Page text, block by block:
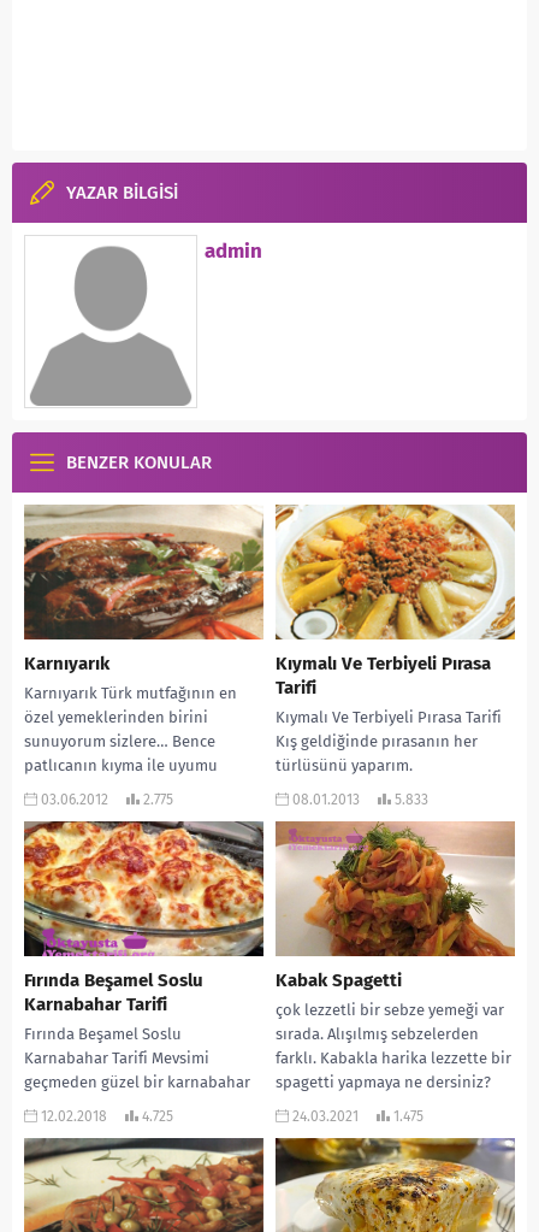
YAZAR BİLGİSİ
admin
BENZER KONULAR
Karnıyarık
Karnıyarık Türk mutfağının en
özel yemeklerinden birini
sunuyorum sizlere… Bence
patlıcanın kıyma ile uyumu
tartışılmaz. Mutlaka herkez
03.06.2012 2.775
Kıymalı Ve Terbiyeli Pırasa
Tarifi
Kıymalı Ve Terbiyeli Pırasa Tarifi
Kış geldiğinde pırasanın her
türlüsünü yaparım.
Zeytinyağlısını, kıymalısını hatta
güzel...
08.01.2013 5.833
Fırında Beşamel Soslu
Karnabahar Tarifi
Fırında Beşamel Soslu
Karnabahar Tarifi Mevsimi
geçmeden güzel bir karnabahar
yapalım derim. Bu seferki ocakta
Fırından...
12.02.2018 4.725
Kabak Spagetti
çok lezzetli bir sebze yemeği var
sırada. Alışılmış sebzelerden
farklı. Kabakla harika lezzette bir
spagetti yapmaya ne dersiniz?
Olur mu...
24.03.2021 1.475